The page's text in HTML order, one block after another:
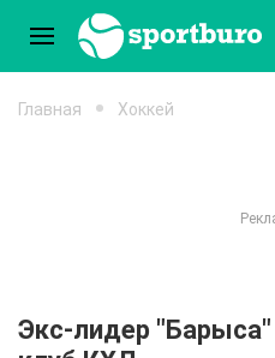
Главная Хоккей
Экс-лидер "Барыса"